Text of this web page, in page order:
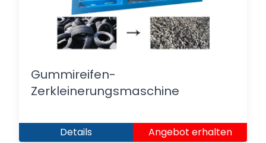
Gummireifen-
Zerkleinerungsmaschine
Details Angebot erhalten